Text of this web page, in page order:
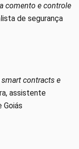
comento e controle
de segurança
contracts e
assistente
Goiás